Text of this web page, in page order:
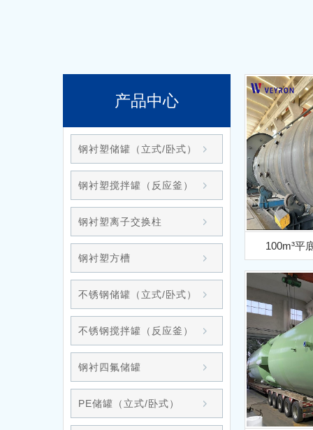
产品中心
钢衬塑储罐（立式/卧式）
钢衬塑搅拌罐（反应釜）
钢衬塑离子交换柱
钢衬塑方槽
不锈钢储罐（立式/卧式）
不锈钢搅拌罐（反应釜）
钢衬四氟储罐
PE储罐（立式/卧式）
100m³平